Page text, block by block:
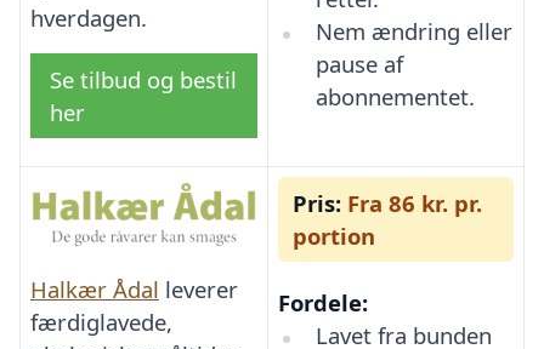
hverdagen.
Se tilbud og bestil
her
Nem ændring eller
pause af
abonnementet.
Halkær Ådal leverer
færdiglavede,
Pris: Fra 86 kr. pr.
portion
Fordele:
Lavet fra bunden